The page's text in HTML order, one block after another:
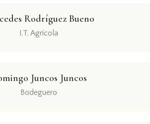
Rodríguez Bueno
I.T. Agrícola
Juncos Juncos
Bodeguero